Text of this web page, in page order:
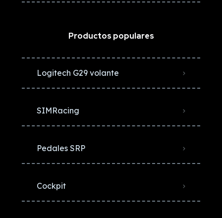
Productos populares
Logitech G29 volante
SIMRacing
Pedales SRP
Cockpit